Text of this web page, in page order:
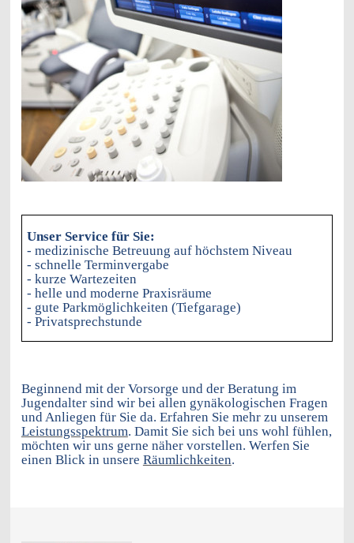
Unser Service für Sie:
- medizinische Betreuung auf höchstem Niveau
- schnelle Terminvergabe
- kurze Wartezeiten
- helle und moderne Praxisräume
- gute Parkmöglichkeiten (Tiefgarage)
- Privatsprechstunde
Beginnend mit der Vorsorge und der Beratung im
Jugendalter sind wir bei allen gynäkologischen Fragen
und Anliegen für Sie da. Erfahren Sie mehr zu unserem
Leistungsspektrum. Damit Sie sich bei uns wohl fühlen,
möchten wir uns gerne näher vorstellen. Werfen Sie
einen Blick in unsere Räumlichkeiten.